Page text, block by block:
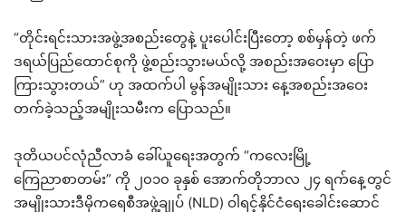
“တိုင်းရင်းသားအဖွဲ့အစည်းတွေနဲ့ ပူးပေါင်းပြီးတော့ စစ်မှန်တဲ့ ဖက်
ဒရယ်ပြည်ထောင်စုကို ဖွဲ့စည်းသွားမယ်လို့ အစည်းအဝေးမှာ ပြော
ကြားသွားတယ်” ဟု အထက်ပါ မွန်အမျိုးသား နေ့အစည်းအဝေး
တက်ခဲ့သည့်အမျိုးသမီးက ပြောသည်။
ဒုတိယပင်လုံညီလာခံ ခေါ်ယူရေးအတွက် “ကလေးမြို့
ကြေညာစာတမ်း” ကို ၂၀၁၀ ခုနှစ် အောက်တိုဘာလ ၂၄ ရက်နေ့တွင်
အမျိုးသားဒီမိုကရေစီအဖွဲ့ချုပ် (NLD) ဝါရင့်နိုင်ငံရေးခေါင်းဆောင်